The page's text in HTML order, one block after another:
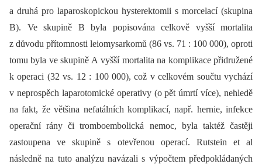
a druhá pro laparoskopickou hysterektomii s morcelací (skupina
B). Ve skupině B byla popisována celkově vyšší mortalita
z důvodu přítomnosti leiomysarkomů (86 vs. 71 : 100 000), oproti
tomu byla ve skupině A vyšší mortalita na komplikace přidružené
k operaci (32 vs. 12 : 100 000), což v celkovém součtu vychází
v neprospěch laparotomické operativy (o pět úmrtí více), nehledě
na fakt, že většina nefatálních komplikací, např. hernie, infekce
operační rány či tromboembolická nemoc, byla taktéž častěji
zastoupena ve skupině s otevřenou operací. Rutstein et al
následně na tuto analýzu navázali s výpočtem předpokládaných